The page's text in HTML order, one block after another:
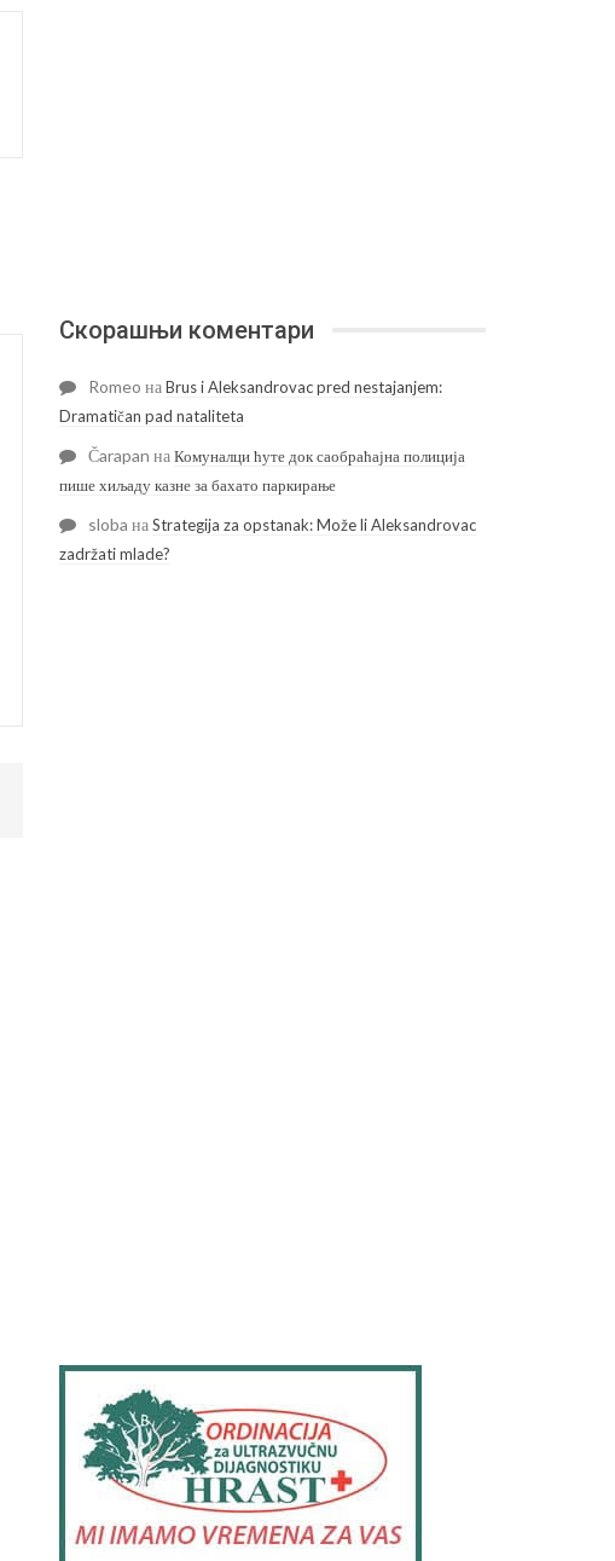
Скорашњи коментари
Romeo наBrus i Aleksandrovac pred nestajanjem:
Dramatičan pad nataliteta
Čarapan наКомуналци ћуте док саобраћајна полиција
пише хиљаду казне за бахато паркирање
sloba наStrategija za opstanak: Može li Aleksandrovac
zadržati mlade?